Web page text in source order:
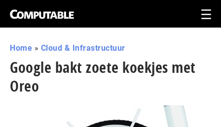
Home » Cloud & Infrastructuur
Google bakt zoete koekjes met
Oreo